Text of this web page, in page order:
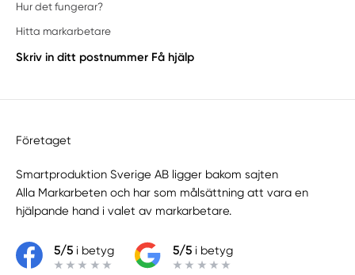
Hur det fungerar?
Hitta markarbetare
Skriv in ditt postnummer Få hjälp
Företaget
Smartproduktion Sverige AB ligger bakom sajten
Alla Markarbeten och har som målsättning att vara en
hjälpande hand i valet av markarbetare.
5/5i betyg 5/5i betyg